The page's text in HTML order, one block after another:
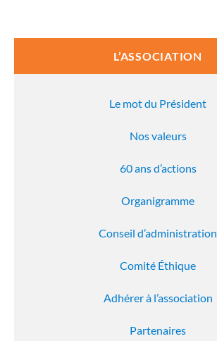
L’ASSOCIATION
Le mot du Président
Nos valeurs
60 ans d’actions
Organigramme
Conseil d’administration
Comité Éthique
Adhérer à l’association
Partenaires